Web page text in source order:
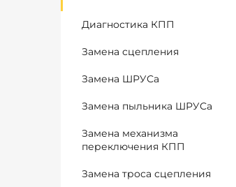
Диагностика КПП
Замена сцепления
Замена ШРУСа
Замена пыльника ШРУСа
Замена механизма
переключения КПП
Замена троса сцепления